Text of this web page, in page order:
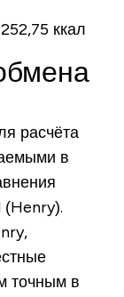
ккал
расчёта
в
точным в